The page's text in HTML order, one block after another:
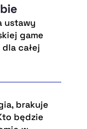
ustawy
game
całej
brakuje
będzie